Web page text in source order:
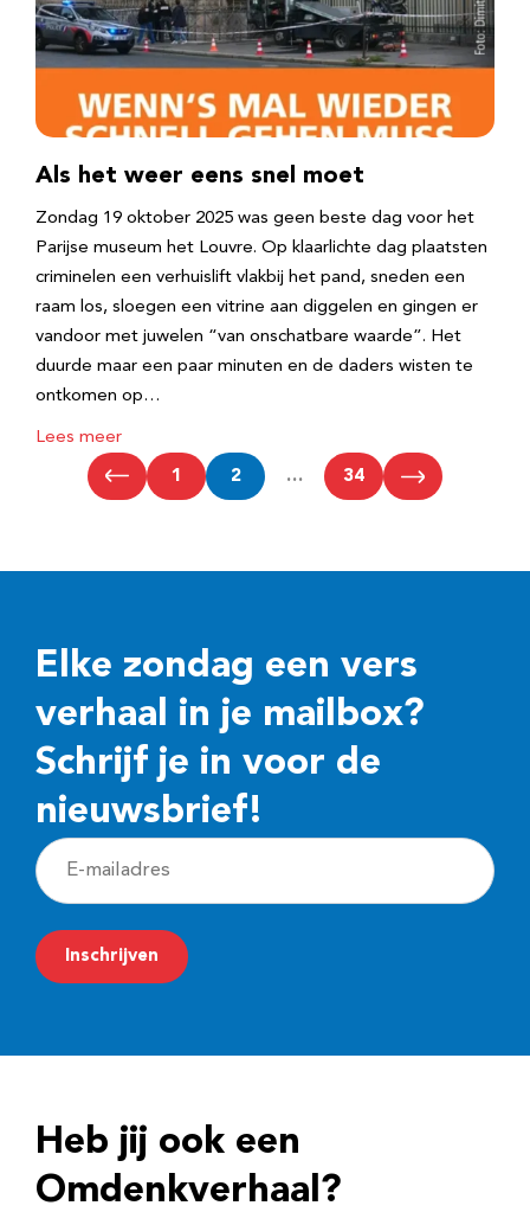
Als het weer eens snel moet
Zondag 19 oktober 2025 was geen beste dag voor het
Parijse museum het Louvre. Op klaarlichte dag plaatsten
criminelen een verhuislift vlakbij het pand, sneden een
raam los, sloegen een vitrine aan diggelen en gingen er
vandoor met juwelen “van onschatbare waarde”. Het
duurde maar een paar minuten en de daders wisten te
ontkomen op…
Lees meer
1 2 … 34
Elke zondag een vers
verhaal in je mailbox?
Schrijf je in voor de
nieuwsbrief!
E
-
m
a
r
e
Inschrijven
Heb jij ook een
Omdenkverhaal?